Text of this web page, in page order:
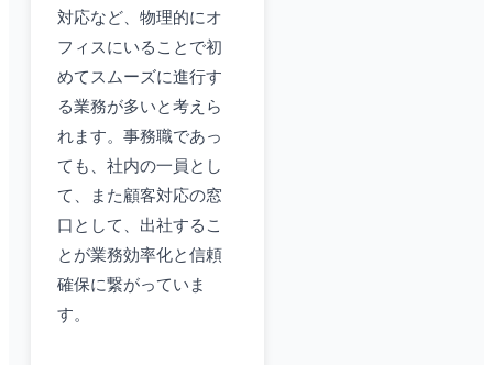
対応など、物理的にオ
フィスにいることで初
めてスムーズに進行す
る業務が多いと考えら
れます。事務職であっ
ても、社内の一員とし
て、また顧客対応の窓
口として、出社するこ
とが業務効率化と信頼
確保に繋がっていま
す。